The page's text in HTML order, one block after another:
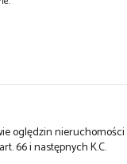
oględzin
66 i następnych K.C.